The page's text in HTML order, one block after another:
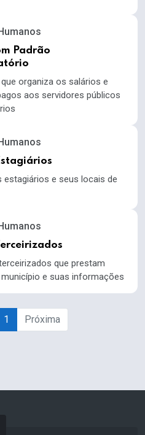
Padrão
organiza os salários e
aos servidores públicos
estagiários e seus locais de
que prestam
e suas informações
1 Próxima